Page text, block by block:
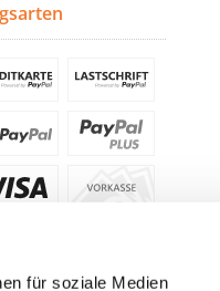
für soziale Medien